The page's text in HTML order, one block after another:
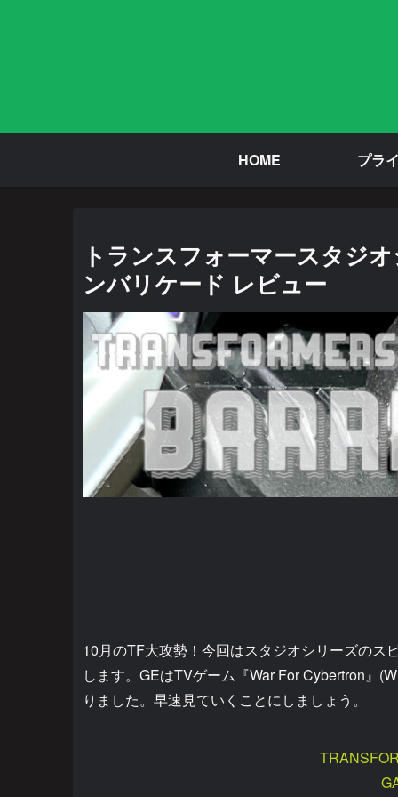
HOME プラ
トランスフォーマースタジ
ンバリケード レビュー
10月のTF大攻勢！今回はスタジオシリーズのス
します。GEはTVゲーム『War For Cybertron』
りました。早速見ていくことにしましょう。